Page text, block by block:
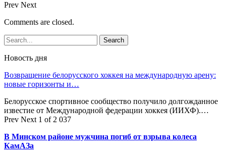
Prev Next
Comments are closed.
Новость дня
Возвращение белорусского хоккея на международную арену:
новые горизонты и…
Белорусское спортивное сообщество получило долгожданное
известие от Международной федерации хоккея (ИИХФ).…
Prev Next 1 of 2 037
В Минском районе мужчина погиб от взрыва колеса
КамАЗа